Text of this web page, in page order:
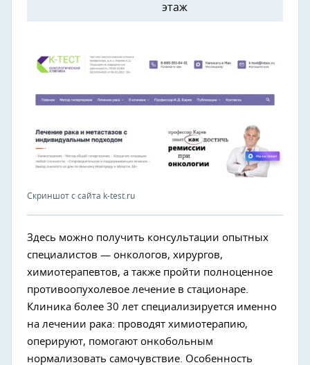
этаж
Скриншот с сайта k-test.ru
Здесь можно получить консультации опытных
специалистов — онкологов, хирургов,
химиотерапевтов, а также пройти полноценное
противоопухолевое лечение в стационаре.
Клиника более 30 лет специализируется именно
на лечении рака: проводят химиотерапию,
оперируют, помогают онкобольным
нормализовать самочувствие. Особенность